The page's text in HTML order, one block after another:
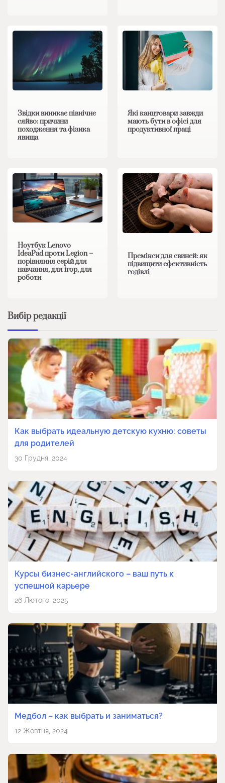
Звідки виникає північне
сяйво: причини
походження та фізика
явища
Які канцтовари завжди
мають бути в офісі для
продуктивної праці
Ноутбук Lenovo
IdeaPad проти Legion –
порівняння серій для
навчання, для ігор, для
роботи
Премікси для свиней: як
підвищити ефективність
годівлі
Вибір редакції
Как выбрать идеальную детскую кухню: советы
для родителей
30 Грудня, 2024
Курсы бизнес-английского – ваш путь к
успешной карьере
26 Лютого, 2025
Медбол – как выбрать и заниматься?
12 Жовтня, 2024